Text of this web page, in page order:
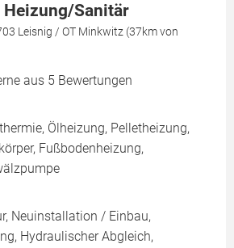
Sanitär
Leisnig / OT Minkwitz (37km von
aus 5 Bewertungen
Ölheizung, Pelletheizung,
Fußbodenheizung,
Neuinstallation / Einbau,
Hydraulischer Abgleich,